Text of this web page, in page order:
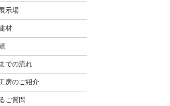
示場
材
での流れ
房のご紹介
ご質問